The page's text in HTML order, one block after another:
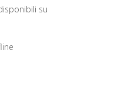
su